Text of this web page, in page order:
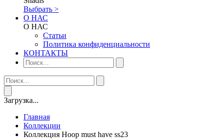
Выбрать >
О НАС
О НАС
Статьи
Политика конфиденциальности
КОНТАКТЫ
Загрузка...
Главная
Коллекции
Коллекция Hoop must have ss23